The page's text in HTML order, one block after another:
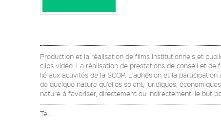
Production et la réalisation de films institutionnels et
clips vidéo. La réalisation de prestations de conseil et
lié aux activités de la SCOP. L'adhésion et la
de quelque nature qu'elles soient, juridiques,
nature à favoriser, directement ou indirectement, le but
Tel. :